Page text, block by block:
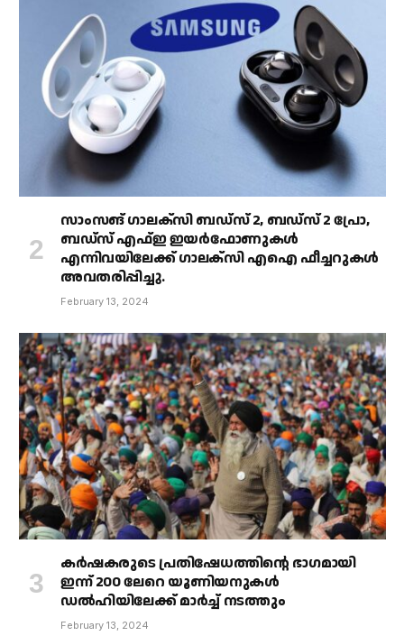
സാംസങ് ഗാലക്‌സി ബഡ്‌സ് 2, ബഡ്‌സ് 2 പ്രോ,
ബഡ്‌സ് എഫ്ഇ ഇയർഫോണുകൾ
എന്നിവയിലേക്ക് ഗാലക്‌സി എഐ ഫീച്ചറുകൾ
അവതരിപ്പിച്ചു.
February 13, 2024
കർഷകരുടെ പ്രതിഷേധത്തിൻ്റെ ഭാഗമായി
ഇന്ന് 200 ലേറെ യൂണിയനുകൾ
ഡൽഹിയിലേക്ക് മാർച്ച് നടത്തും
February 13, 2024